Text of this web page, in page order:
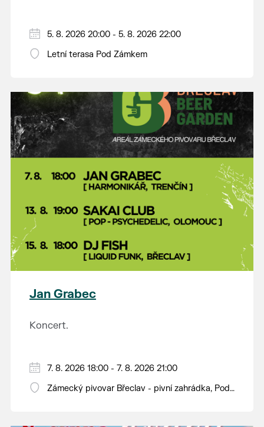
5. 8. 2026 20:00 - 5. 8. 2026 22:00
Letní terasa Pod Zámkem
Jan Grabec
Koncert.
7. 8. 2026 18:00 - 7. 8. 2026 21:00
Zámecký pivovar Břeclav - pivní zahrádka, Pod